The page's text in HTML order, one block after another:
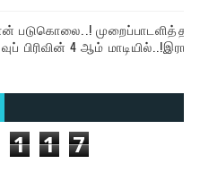
படுகொலை..! முறைப்பாடளித்த
பிரிவின் 4 ஆம் மாடியில்..!இரா
1 1 7